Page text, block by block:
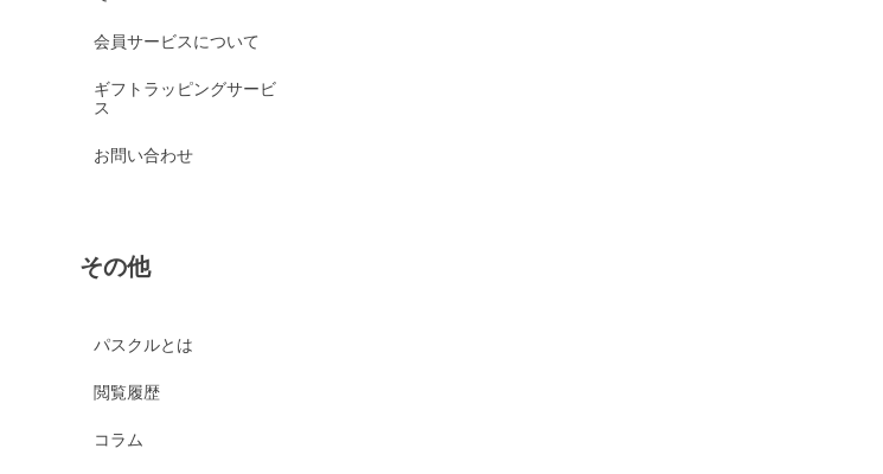
会員サービスについて
ギフトラッピングサービ
ス
お問い合わせ
その他
パスクルとは
閲覧履歴
コラム